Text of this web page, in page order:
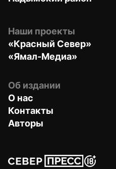
Наши проекты
«Красный Север»
«Ямал-Медиа»
Об издании
О нас
Контакты
Авторы